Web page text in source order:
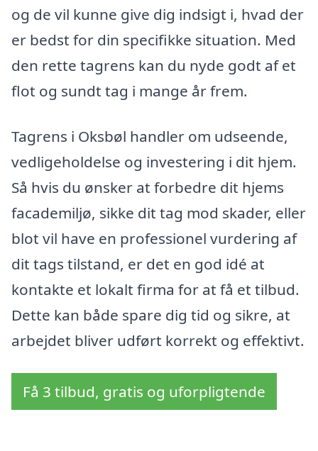
og de vil kunne give dig indsigt i, hvad der
er bedst for din specifikke situation. Med
den rette tagrens kan du nyde godt af et
flot og sundt tag i mange år frem.
Tagrens i Oksbøl handler om udseende,
vedligeholdelse og investering i dit hjem.
Så hvis du ønsker at forbedre dit hjems
facademiljø, sikke dit tag mod skader, eller
blot vil have en professionel vurdering af
dit tags tilstand, er det en god idé at
kontakte et lokalt firma for at få et tilbud.
Dette kan både spare dig tid og sikre, at
arbejdet bliver udført korrekt og effektivt.
Få 3 tilbud, gratis og uforpligtende